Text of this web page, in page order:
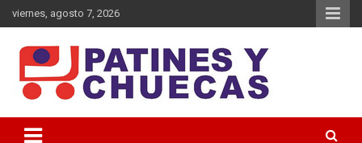
Saltar
al
viernes, agosto 7, 2026
Patines y Chuecas